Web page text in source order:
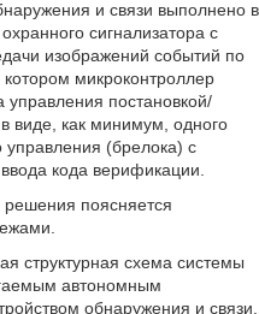
и связи выполнено в
сигнализатора с
изображений событий по
котором микроконтроллер
постановкой/
виде, как минимум, одного
управления (брелока) с
кода верификации.
решения поясняется
структурная схема системы
автономным
обнаружения и связи.